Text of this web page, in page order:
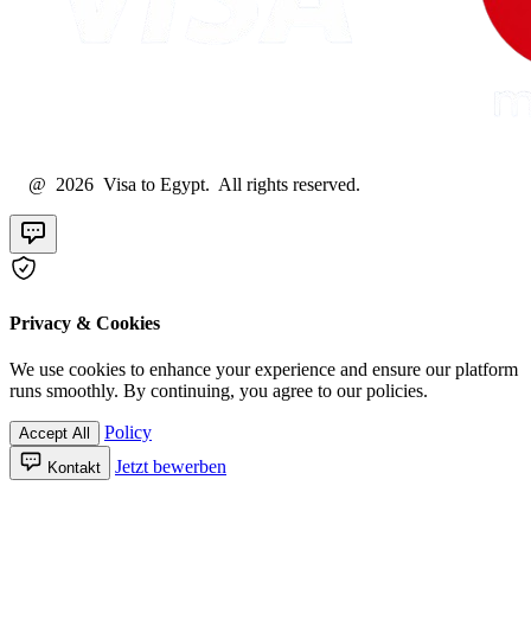
@ 2026 Visa to Egypt. All rights reserved.
Privacy & Cookies
We use cookies to enhance your experience and ensure our platform
runs smoothly. By continuing, you agree to our policies.
Accept All Policy
Kontakt Jetzt bewerben